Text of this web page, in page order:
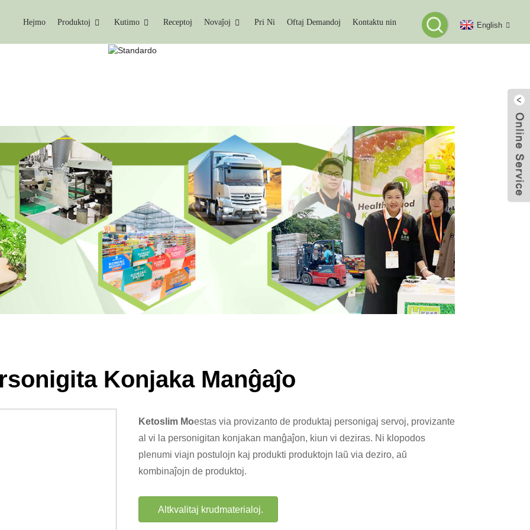
Hejmo Produktoj Kutimo Receptoj Novaĵoj Pri Ni Oftaj Demandoj Kontaktu nin English
Konjaka Manĝaĵo
Ketoslim Moestas via provizanto de produktaj personigaj servoj, provizante
al vi la personigitan konjakan manĝaĵon, kiun vi deziras. Ni klopodos
plenumi viajn postulojn kaj produkti produktojn laŭ via deziro, aŭ
kombinaĵojn de produktoj.
Altkvalitaj krudmaterialoj.